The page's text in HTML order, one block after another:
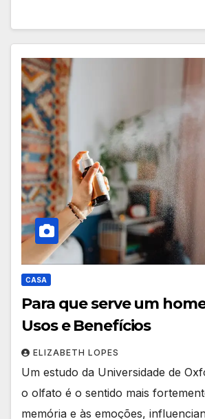
CASA
Para que serve um
Usos e Benefícios
ELIZABETH LOPES
Um estudo da Universidade de
o olfato é o sentido mais
memória e às emoções,